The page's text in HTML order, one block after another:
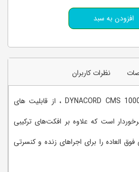
نظرات کاربران
اجاره میکسر دایناکورد DYNACORD CMS 1000-3 ، از قابلیت های
است که علاوه بر افکت‌های ترکیبی
العاده را برای اجراهای زنده و کنسرتی